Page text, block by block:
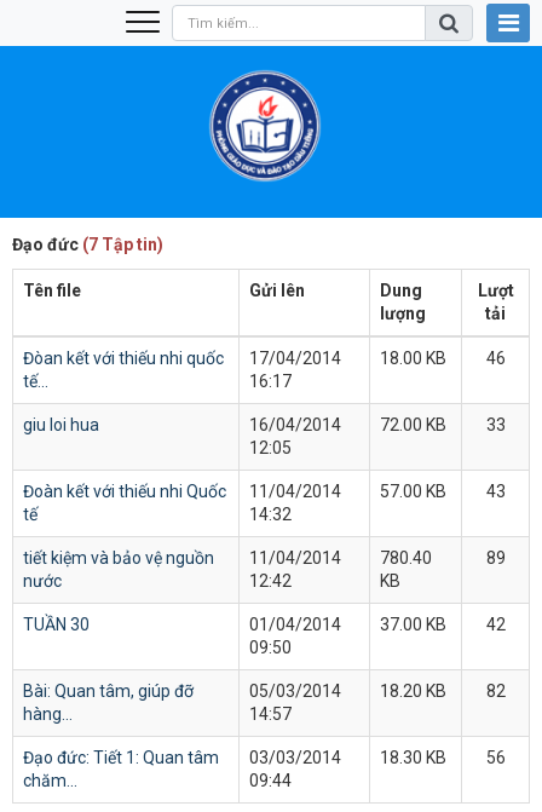
Đạo đức (7 Tập tin)
Tên file Gửi lên
Dung
lượng
Lượt
tải
Đòan kết với thiếu nhi quốc
tế...
17/04/2014
16:17
18.00 KB 46
giu loi hua
16/04/2014
12:05
72.00 KB 33
Đoàn kết với thiếu nhi Quốc
tế
11/04/2014
14:32
57.00 KB 43
tiết kiệm và bảo vệ nguồn
nước
11/04/2014
12:42
780.40
KB
89
TUẦN 30
01/04/2014
09:50
37.00 KB 42
Bài: Quan tâm, giúp đỡ
hàng...
05/03/2014
14:57
18.20 KB 82
Đạo đức: Tiết 1: Quan tâm
chăm...
03/03/2014
09:44
18.30 KB 56